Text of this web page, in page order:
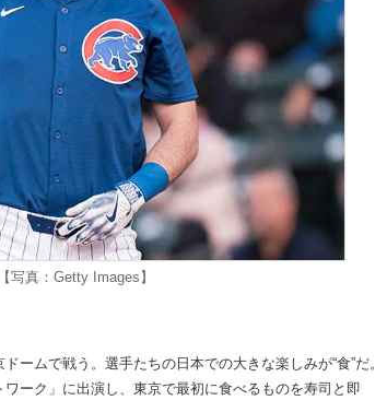
写真：Getty Images】
ムで戦う。選手たちの日本での大きな楽しみが“食”だ。
ーク」に出演し、東京で最初に食べるものを寿司と即